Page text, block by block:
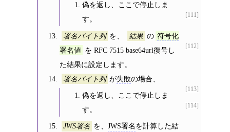
[111]
偽を返し、ここで停止しま
す。
[112]
署名バイト列 を、 結果 の 符号化
署名値 を RFC 7515 base64url復号し
た結果に設定します。
[113]
署名バイト列 が失敗の場合、
[114]
偽を返し、ここで停止しま
す。
JWS署名 を、 JWS署名を計算した結